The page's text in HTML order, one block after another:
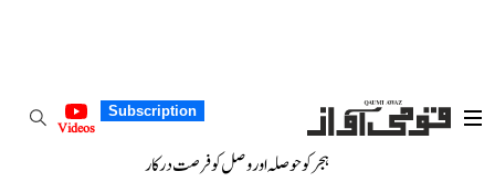
Subscription
Videos
ہجر کو حوصلہ اور وصل کو فرصت درکار